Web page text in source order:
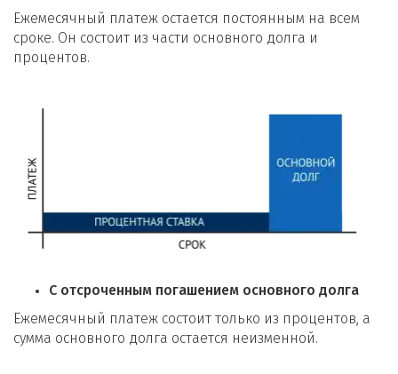
Ежемесячный платеж остается постоянным на всем
сроке. Он состоит из части основного долга и
процентов.
С отсроченным погашением основного долга
Ежемесячный платеж состоит только из процентов, а
сумма основного долга остается неизменной.